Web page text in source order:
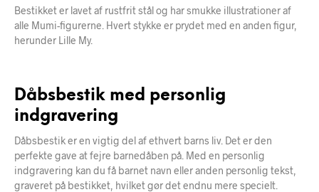
Bestikket er lavet af rustfrit stål og har smukke illustrationer af
alle Mumi-figurerne. Hvert stykke er prydet med en anden figur,
herunder Lille My.
Dåbsbestik med personlig
indgravering
Dåbsbestik er en vigtig del af ethvert barns liv. Det er den
perfekte gave at fejre barnedåben på. Med en personlig
indgravering kan du få barnet navn eller anden personlig tekst,
graveret på bestikket, hvilket gør det endnu mere specielt.